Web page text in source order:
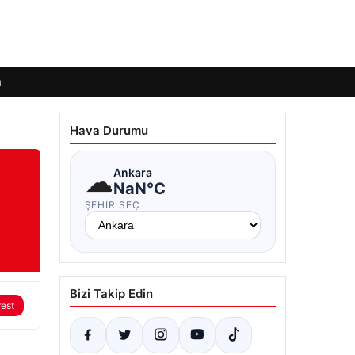
Hava Durumu
☁Ankara
NaN°C
ŞEHIR SEÇ
Bizi Takip Edin